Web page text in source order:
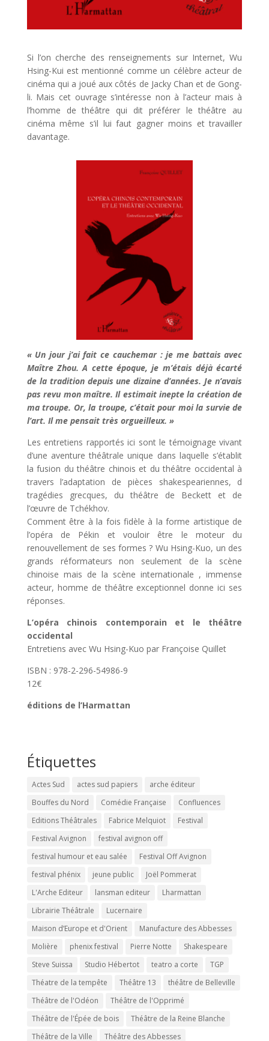
Si l’on cherche des renseignements sur Internet, Wu
Hsing-Kui est mentionné comme un célèbre acteur de
cinéma qui a joué aux côtés de Jacky Chan et de Gong-
li. Mais cet ouvrage s’intéresse non à l’acteur mais à
l’homme de théâtre qui dit préférer le théâtre au
cinéma même s’il lui faut gagner moins et travailler
davantage.
« Un jour j’ai fait ce cauchemar : je me battais avec
Maître Zhou. A cette époque, je m’étais déjà écarté
de la tradition depuis une dizaine d’années. Je n’avais
pas revu mon maître. Il estimait inepte la création de
ma troupe. Or, la troupe, c’était pour moi la survie de
l’art. Il me pensait très orgueilleux. »
Les entretiens rapportés ici sont le témoignage vivant
d’une aventure théâtrale unique dans laquelle s’établit
la fusion du théâtre chinois et du théâtre occidental à
travers l’adaptation de pièces shakespeariennes, d
tragédies grecques, du théâtre de Beckett et de
l’œuvre de Tchékhov.
Comment être à la fois fidèle à la forme artistique de
l’opéra de Pékin et vouloir être le moteur du
renouvellement de ses formes ? Wu Hsing-Kuo, un des
grands réformateurs non seulement de la scène
chinoise mais de la scène internationale , immense
acteur, homme de théâtre exceptionnel donne ici ses
réponses.
L’opéra chinois contemporain et le théâtre
occidental
Entretiens avec Wu Hsing-Kuo par Françoise Quillet
ISBN : 978-2-296-54986-9
12€
éditions de l’Harmattan
Étiquettes
Actes Sud actes sud papiers
arche éditeur
Bouffes du Nord
Comédie Française
Confluences
Editions Théâtrales
Fabrice Melquiot
Festival
Festival Avignon
festival avignon off
festival humour et eau salée
Festival Off Avignon
festival phénix
jeune public
Joël Pommerat
L'Arche Editeur
lansman editeur
Lharmattan
Librairie Théâtrale
Lucernaire
Maison d’Europe et d'Orient
Manufacture des Abbesses
Molière
phenix festival Pierre Notte
Shakespeare
Steve Suissa
Studio Hébertot teatro a corte
TGP
Théatre de la tempête
Théâtre 13
théâtre de Belleville
Théâtre de l'Odéon
Théâtre de l'Opprimé
Théâtre de l'Épée de bois
Théâtre de la Reine Blanche
Théâtre de la Ville
Théâtre des Abbesses